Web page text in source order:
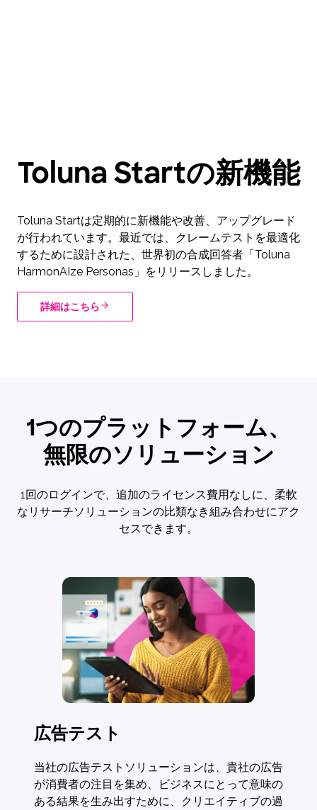
Toluna Startの新機能
Toluna Startは定期的に新機能や改善、アップグレード
が行われています。最近では、クレームテストを最適化
するために設計された、世界初の合成回答者「Toluna
HarmonAIze Personas」をリリースしました。
詳細はこちら
1つのプラットフォーム、
無限のソリューション
1回のログインで、追加のライセンス費用なしに、柔軟
なリサーチソリューションの比類なき組み合わせにアク
セスできます。
広告テスト
当社の広告テストソリューションは、貴社の広告
が消費者の注目を集め、ビジネスにとって意味の
ある結果を生み出すために、クリエイティブの過